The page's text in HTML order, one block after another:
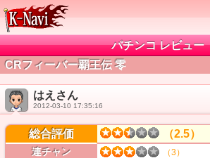
パチンコ レビュー
CRフィーバー覇王伝 零
はえさん
2012-03-10 17:35:16
総合評価 （2.5）
連チャン （3）